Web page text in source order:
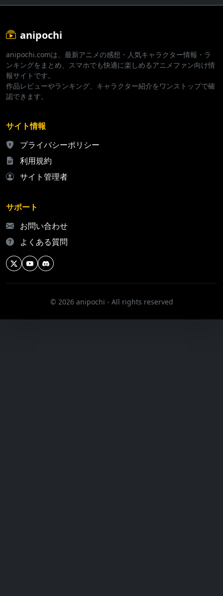
anipochi
anipochi.comは、最新アニメの感想・人気キャラクター情報・ラ
ンキングをまとめ、スマホでも快適に楽しめるアニメファン向け情
報サイトです。
作品レビューやランキング、キャラクター紹介をワンストップで確
認できます。
サイト情報
プライバシーポリシー
利用規約
サイト管理者
サポート
お問い合わせ
よくある質問
© 2026 anipochi - All rights reserved